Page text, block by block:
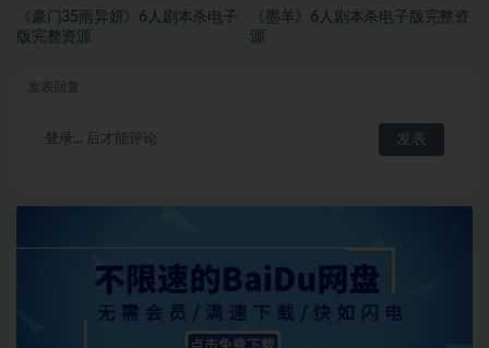
《豪门35雨异妍》6人剧本杀电子
版完整资源
《墨羊》6人剧本杀电子版完整资
源
登录... 后才能评论